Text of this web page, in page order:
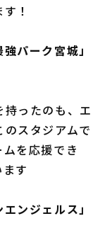
！
パーク宮城」
ったのも、エ
スタジアムで
を応援でき
す
ンジェルス」